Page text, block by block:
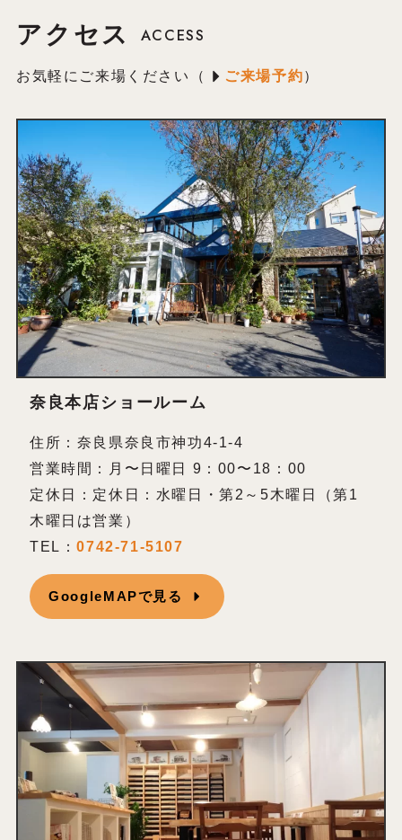
アクセス ACCESS
お気軽にご来場ください（ ご来場予約）
奈良本店ショールーム
住所：奈良県奈良市神功4-1-4
営業時間：月〜日曜日 9：00〜18：00
定休日：定休日：水曜日・第2～5木曜日（第1
木曜日は営業）
TEL：0742-71-5107
GoogleMAPで見る